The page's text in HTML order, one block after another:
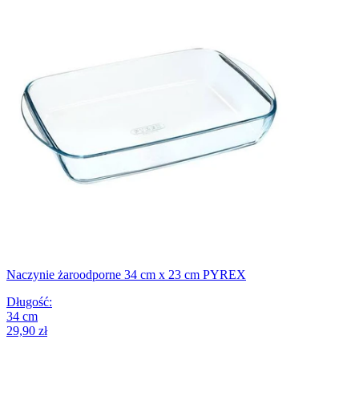
Naczynie żaroodporne 34 cm x 23 cm PYREX
Długość:
34 cm
29,90 zł